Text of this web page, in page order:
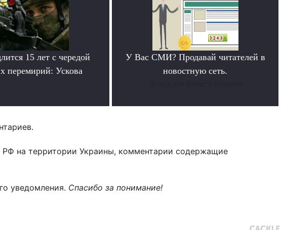
15 лет с чередой
перемирий: Ускова
У Вас СМИ? Продавай читателей в
новостную сеть.
на территории Украины, комментарии содержащие
уведомления. Спасибо за понимание!